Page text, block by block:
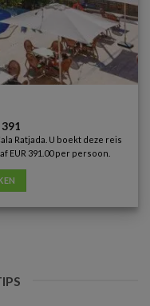
391
Ratjada. U boekt deze reis
EUR 391.00 per persoon.